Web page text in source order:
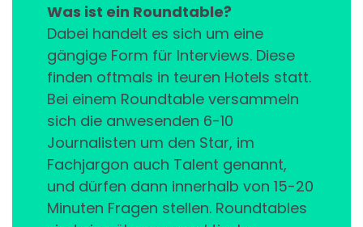
Was ist ein Roundtable?
Dabei handelt es sich um eine
gängige Form für Interviews. Diese
finden oftmals in teuren Hotels statt.
Bei einem Roundtable versammeln
sich die anwesenden 6-10
Journalisten um den Star, im
Fachjargon auch Talent genannt,
und dürfen dann innerhalb von 15-20
Minuten Fragen stellen. Roundtables